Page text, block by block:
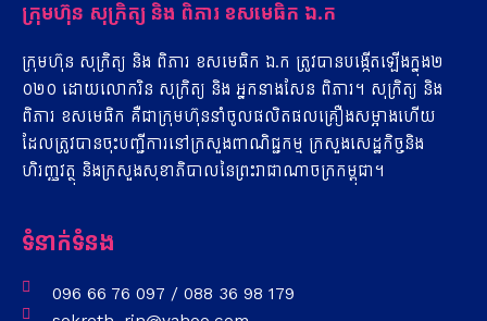
ក្រុមហ៊ុន​ សុ​ក្រិត្យ​ ​និង​ ពិ​ភារ​ ​ខ​ស​មេ​ធិ​ក​ ​ឯ​.​ក
ក្រុមហ៊ុន​ សុ​ក្រិត្យ​ ​និង​ ពិ​ភារ​ ​ខ​ស​មេ​ធិ​ក​ ​ឯ​.ក​ ​ត្រូវ​បាន​បង្កើត​ឡើង​ក្នុង​២​
០​២​០​ ​ដោយ​លោក​រិន​ សុ​ក្រិត្យ​ ​និង​ ​អ្នកនាង​សែន​ ពិ​ភារ។​ សុក្រិត្យ​ ​និង​
ពិ​ភារ​ ​ខ​ស​មេ​ធិ​ក​ ​គឺជា​ក្រុមហ៊ុន​នាំចូល​ផលិតផល​គ្រឿង​ស​ម្អា​ង​ហើយ
ដែល​ត្រូវ​បាន​ចុះ​បញ្ជីការ​នៅ​ក្រសួង​ពាណិជ្ជកម្ម​ ​ក្រសួងសេដ្ឋកិច្ច​និង​
ហិរញ្ញវត្ថុ​ ​និង​ក្រសួងសុខាភិបាល​នៃ​ព្រះរាជាណាចក្រកម្ពុជា។
ទំនាក់ទំនង
096 66 76 097 / 088 36 98 179